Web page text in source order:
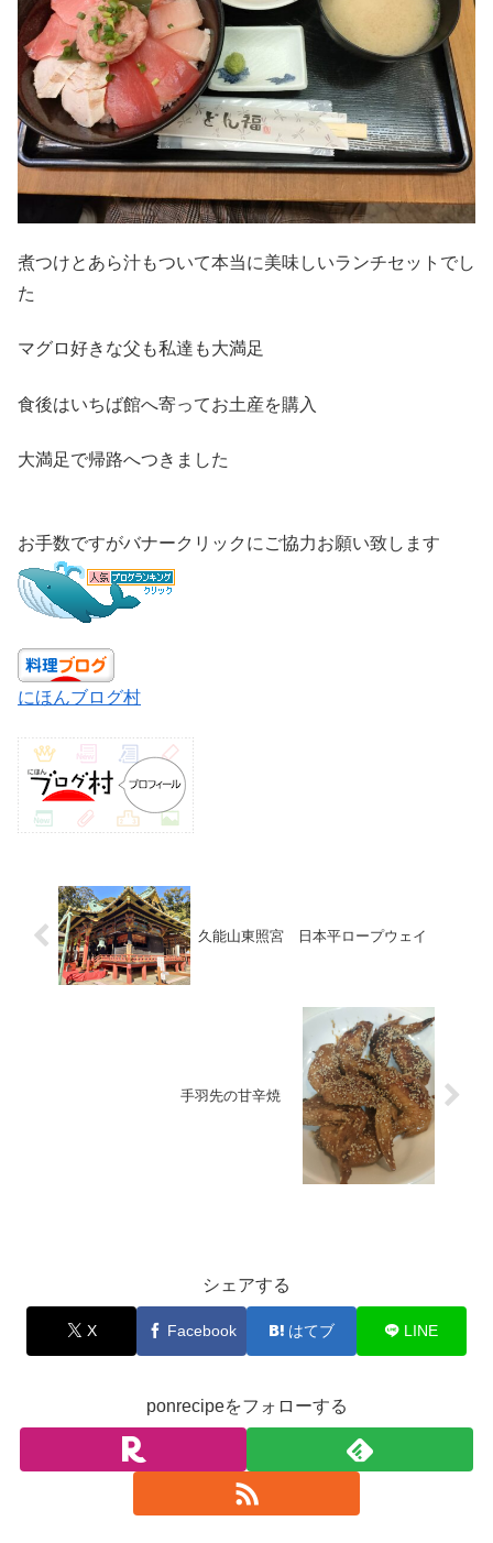
煮つけとあら汁もついて本当に美味しいランチセットでし
た
マグロ好きな父も私達も大満足
食後はいちば館へ寄ってお土産を購入
大満足で帰路へつきました
お手数ですがバナークリックにご協力お願い致します
にほんブログ村
久能山東照宮 日本平ロープウェイ
手羽先の甘辛焼
シェアする
X Facebook はてブ LINE
ponrecipeをフォローする